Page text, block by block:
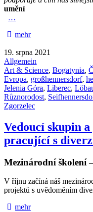
umění
…
mehr
19. srpna 2021
Allgemein
Art & Science, Bogatynia,
Evropa, großhennersdorf,
Jelenia Góra, Liberec,
Různorodost,
Zgorzelec
Vedoucí skupin
pracující s
Mezinárodní školení
V říjnu začíná náš
projektů s uvědoměním
mehr